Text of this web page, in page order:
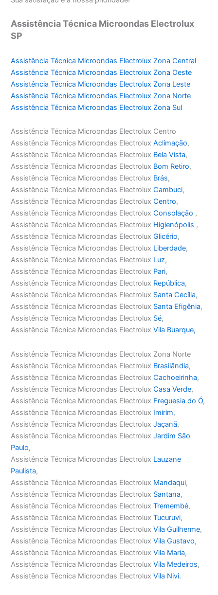
Assistência Técnica Microondas Electrolux
SP
Assistência Técnica Microondas Electrolux Zona Central
Assistência Técnica Microondas Electrolux Zona Oeste
Assistência Técnica Microondas Electrolux Zona Leste
Assistência Técnica Microondas Electrolux Zona Norte
Assistência Técnica Microondas Electrolux Zona Sul
Assistência Técnica Microondas Electrolux Centro
Assistência Técnica Microondas ElectroluxAclimação,
Assistência Técnica Microondas Electrolux Bela Vista,
Assistência Técnica Microondas Electrolux Bom Retiro,
Assistência Técnica Microondas Electrolux Brás,
Assistência Técnica Microondas ElectroluxCambuci,
Assistência Técnica Microondas ElectroluxCentro,
Assistência Técnica Microondas ElectroluxConsolação ,
Assistência Técnica Microondas Electrolux Higienópolis ,
Assistência Técnica Microondas ElectroluxGlicério,
Assistência Técnica Microondas Electrolux Liberdade,
Assistência Técnica Microondas Electrolux Luz,
Assistência Técnica Microondas Electrolux Pari,
Assistência Técnica Microondas Electrolux República,
Assistência Técnica Microondas Electrolux Santa Cecília,
Assistência Técnica Microondas Electrolux Santa Efigênia,
Assistência Técnica Microondas Electrolux Sé,
Assistência Técnica Microondas ElectroluxVila Buarque,
Assistência Técnica Microondas Electrolux Zona Norte
Assistência Técnica Microondas Electrolux Brasilândia,
Assistência Técnica Microondas ElectroluxCachoeirinha,
Assistência Técnica Microondas ElectroluxCasa Verde,
Assistência Técnica Microondas Electrolux Freguesia do Ó,
Assistência Técnica Microondas Electrolux Imirim,
Assistência Técnica Microondas ElectroluxJaçanã,
Assistência Técnica Microondas ElectroluxJardim São
Paulo,
Assistência Técnica Microondas Electrolux Lauzane
Paulista,
Assistência Técnica Microondas Electrolux Mandaqui,
Assistência Técnica Microondas Electrolux Santana,
Assistência Técnica Microondas ElectroluxTremembé,
Assistência Técnica Microondas ElectroluxTucuruvi,
Assistência Técnica Microondas ElectroluxVila Guilherme,
Assistência Técnica Microondas ElectroluxVila Gustavo,
Assistência Técnica Microondas ElectroluxVila Maria,
Assistência Técnica Microondas ElectroluxVila Medeiros,
Assistência Técnica Microondas ElectroluxVila Nivi.